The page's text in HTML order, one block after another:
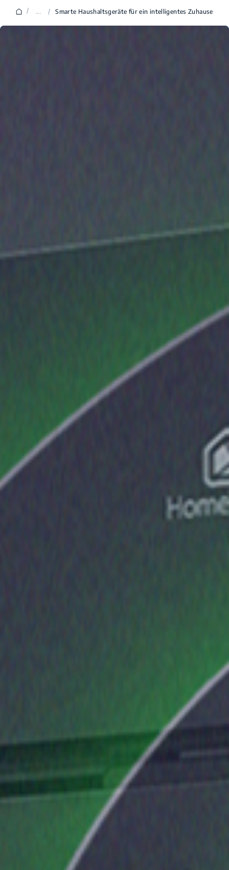
/ ... / Smarte Haushaltsgeräte für ein intelligentes Zuhause